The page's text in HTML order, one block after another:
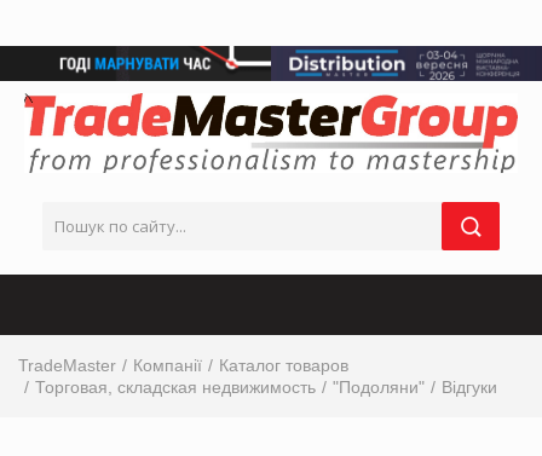
TradeMaster Компанії
Каталог товаров
Торговая, складская недвижимость
"Подоляни" Відгуки